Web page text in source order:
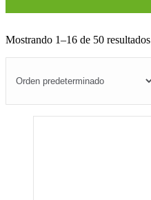
Mostrando 1–16 de 50 resultados